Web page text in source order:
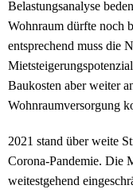
Belastungsanalyse
Wohnraum dürfte noch
entsprechend muss die
Baukosten aber weiter
Wohnraumversorgung
2021 stand über weite
Corona-Pandemie. Die
weitestgehend